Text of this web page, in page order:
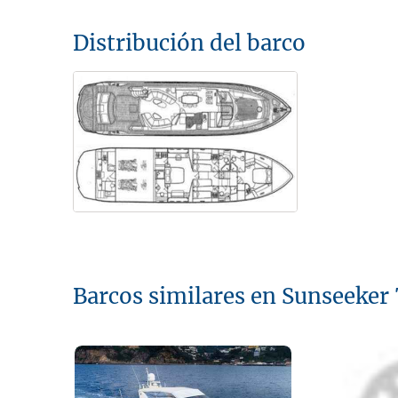
Distribución del barco
Barcos similares en Sunseeker